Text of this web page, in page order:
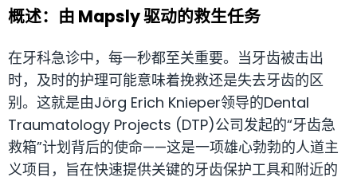
概述：由 Mapsly 驱动的救生任务
在牙科急诊中，每一秒都至关重要。当牙齿被击出
时，及时的护理可能意味着挽救还是失去牙齿的区
别。这就是由Jörg Erich Knieper领导的Dental
Traumatology Projects (DTP)公司发起的“牙齿急
救箱”计划背后的使命——这是一项雄心勃勃的人道主
义项目，旨在快速提供关键的牙齿保护工具和附近的